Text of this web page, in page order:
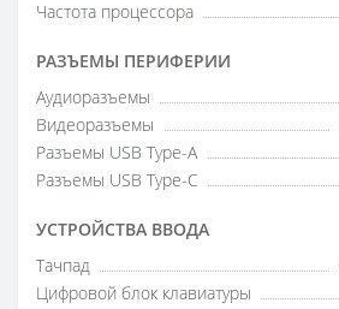
Частота процессора
РАЗЪЕМЫ ПЕРИФЕРИИ
Аудиоразъемы
Видеоразъемы
Разъемы USB Type-A
Разъемы USB Type-C
УСТРОЙСТВА ВВОДА
Тачпад
Цифровой блок клавиатуры